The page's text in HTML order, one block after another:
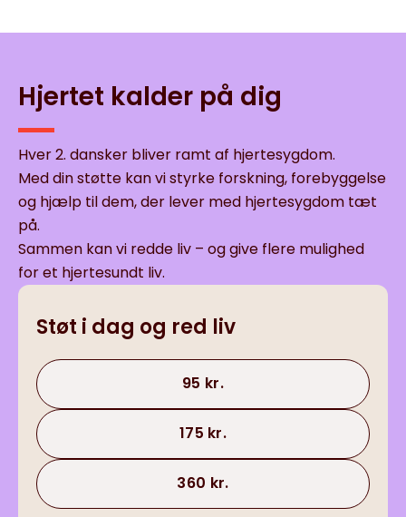
Hjertet kalder på dig
Hver 2. dansker bliver ramt af hjertesygdom.
Med din støtte kan vi styrke forskning, forebyggelse
og hjælp til dem, der lever med hjertesygdom tæt
på.
Sammen kan vi redde liv – og give flere mulighed
for et hjertesundt liv.
Støt i dag og red liv
95 kr.
175 kr.
360 kr.